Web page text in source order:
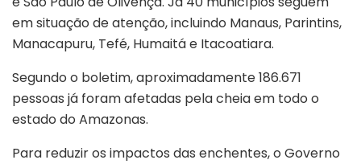
em situação de atenção, incluindo Manaus, Parintins,
Manacapuru, Tefé, Humaitá e Itacoatiara.
Segundo o boletim, aproximadamente 186.671
pessoas já foram afetadas pela cheia em todo o
estado do Amazonas.
Para reduzir os impactos das enchentes, o Governo